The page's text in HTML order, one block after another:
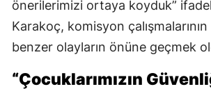
önerilerimizi ortaya koyduk”
Karakoç, komisyon çalışmalarının
benzer olayların önüne geçmek
“Çocuklarımızın